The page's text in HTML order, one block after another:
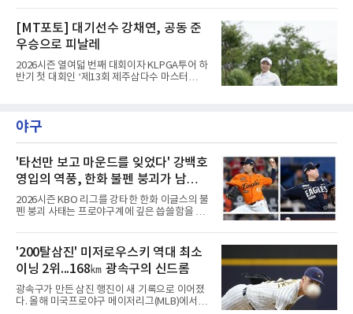
위를 뛰어넘는 최고 성적을 냈다. 당시 그는
2022년 출범한 LIV 골프에서
10일(한국시간) 미국 노스캐롤라이나주 그린즈
버러의 세지필드 컨트리클럽(파70)에서 열린 최
종 4라운드에서 버디 3개를 잡았으나 보기 1개
와 더블보기 1개가 나오며 이븐파 70타에 그쳤
다. 최종 합계 15언더파 265타로 해리 홀(잉글랜
드)과 공동 5위였다. 우승자 마이클 브레넌(미국
·22언더파 258타)과는 7타 차다.기회는 있었다.
에 1타 뒤진 3위로 시즌 2승을 노렸다. 그러나 마
지막 날 타수를 줄이지 못하며
[MT포토] 대기선수 강채연, 공동 준
우승으로 피날레
2026시즌 열여덟 번째 대회이자 KLPGA투어 하
반기 첫 대회인 ‘제13회 제주삼다수 마스터
드 경기가 펼쳐졌다.강채연이 18번 홀에서 경기
하고 있다.
야구
'타선만 보고 마운드를 잊었다' 강백호
영입의 역풍, 한화 불펜 붕괴가 남긴
뼈아픈 교훈...김범수, 한승혁, 김서
현, 정우주, 어디에?
2026시즌 KBO 리그를 강타한 한화 이글스의 불
펜 붕괴 사태는 프로야구계에 깊은 씁쓸함을 남
색하게 만들 만큼, 마운드의 핵심 기둥들이 무더
기로 흔들리거나 팀을 떠났다. 화려한 타선 보강
뒤에 가려져 있던 투수진의 민낯이 고스란히 드
러난 셈이다.이번 참사의 도화선은 헐거워진 마
운드 뎁스 그 자체였다. 지난 스토브리그에서 한
화는 최대 100억 원을 투자해 거물 타자 강백호
를 전격 영입하며 타선의 파괴력을 극대화했다.
'200탈삼진' 미저로우스키 역대 최소
이닝 2위...168㎞ 광속구의 신드롬
광속구가 만든 삼진 행진이 새 기록으로 이어졌
다. 올해 미국프로야구 메이저리그(MLB)에서 시